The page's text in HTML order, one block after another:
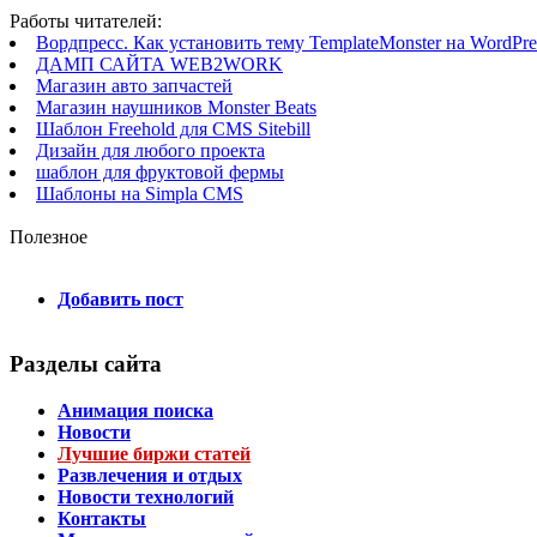
Работы читателей:
Вордпресс. Как установить тему TemplateMonster на
ДАМП САЙТА WEB2WORK
Магазин авто запчастей
Магазин наушников Monster Beats
Шаблон Freehold для CMS Sitebill
Дизайн для любого проекта
шаблон для фруктовой фермы
Шаблоны на Simpla CMS
Полезное
Добавить пост
Разделы сайта
Анимация поиска
Новости
Лучшие биржи статей
Развлечения и отдых
Новости технологий
Контакты